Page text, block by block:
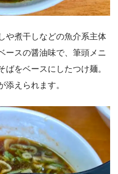
や煮干しなどの魚介系主体
ースの醤油味で、筆頭メニ
ばをベースにしたつけ麺。
添えられます。